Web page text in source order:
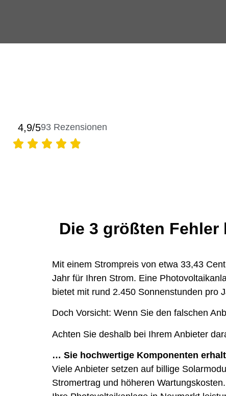
4,9/5 Rezensionen
93
Die 3 größten
Mit einem Strompreis von etwa 33,43
Jahr für Ihren Strom. Eine
bietet mit rund 2.450 Sonnenstunden pro
Doch Vorsicht: Wenn Sie den falschen
Achten Sie deshalb bei Ihrem Anbieter
… Sie hochwertige Komponenten
Viele Anbieter setzen auf billige
Stromertrag und höheren